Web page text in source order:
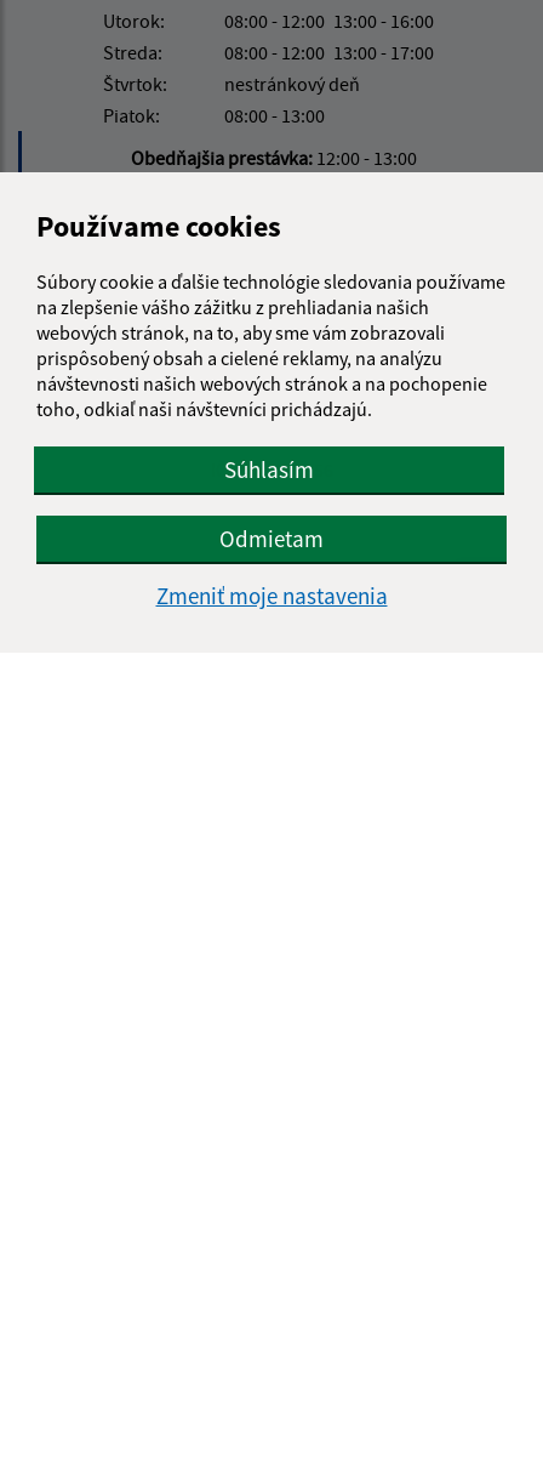
Používame cookies
Súbory cookie a ďalšie technológie sledovania používame
na zlepšenie vášho zážitku z prehliadania našich
webových stránok, na to, aby sme vám zobrazovali
prispôsobený obsah a cielené reklamy, na analýzu
návštevnosti našich webových stránok a na pochopenie
toho, odkiaľ naši návštevníci prichádzajú.
Súhlasím
Odmietam
Zmeniť moje nastavenia
Utorok:
08:00 - 12:00 13:00 - 16:00
Streda:
08:00 - 12:00 13:00 - 17:00
Štvrtok:
nestránkový deň
Piatok:
08:00 - 13:00
Obedňajšia prestávka: 12:00 - 13:00
Kontakt:
Obecný úrad Pribeník
Petőfiho 276
076 51 Pribeník
info@pribenik.sk
+421 911 990 804
IČO: 00 331 856